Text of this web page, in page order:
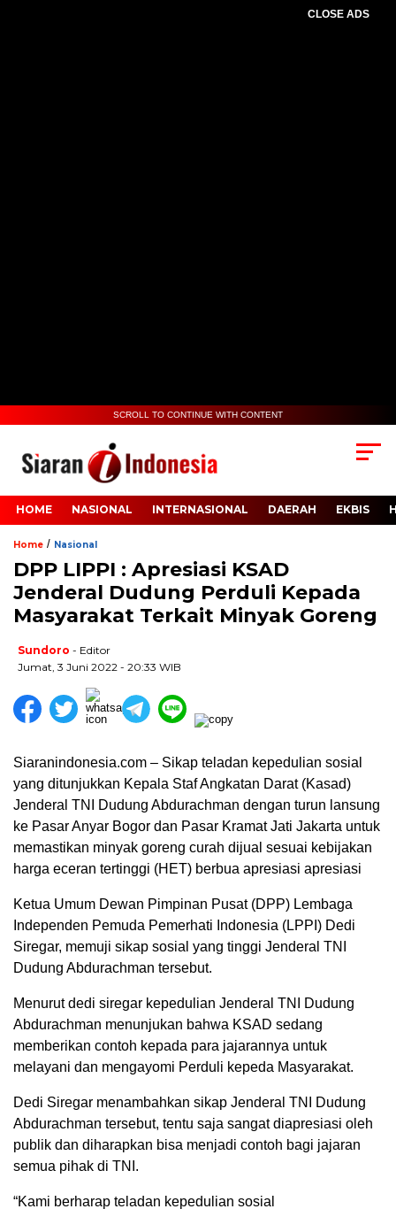
CLOSE ADS
SCROLL TO CONTINUE WITH CONTENT
HOME NASIONAL INTERNASIONAL DAERAH EKBIS
Home / Nasional
DPP LIPPI : Apresiasi KSAD
Jenderal Dudung Perduli Kepada
Masyarakat Terkait Minyak Goreng
Sundoro - Editor
Jumat, 3 Juni 2022 - 20:33 WIB
Siaranindonesia.com – Sikap teladan kepedulian sosial
yang ditunjukkan Kepala Staf Angkatan Darat (Kasad)
Jenderal TNI Dudung Abdurachman dengan turun lansung
ke Pasar Anyar Bogor dan Pasar Kramat Jati Jakarta untuk
memastikan minyak goreng curah dijual sesuai kebijakan
harga eceran tertinggi (HET) berbua apresiasi apresiasi
Ketua Umum Dewan Pimpinan Pusat (DPP) Lembaga
Independen Pemuda Pemerhati Indonesia (LPPI) Dedi
Siregar, memuji sikap sosial yang tinggi Jenderal TNI
Dudung Abdurachman tersebut.
Menurut dedi siregar kepedulian Jenderal TNI Dudung
Abdurachman menunjukan bahwa KSAD sedang
memberikan contoh kepada para jajarannya untuk
melayani dan mengayomi Perduli kepeda Masyarakat.
Dedi Siregar menambahkan sikap Jenderal TNI Dudung
Abdurachman tersebut, tentu saja sangat diapresiasi oleh
publik dan diharapkan bisa menjadi contoh bagi jajaran
semua pihak di TNI.
“Kami berharap teladan kepedulian sosial